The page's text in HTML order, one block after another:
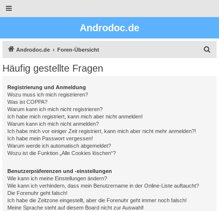
Androdoc.de
Androdoc.de Foren-Übersicht
Häufig gestellte Fragen
Registrierung und Anmeldung
Wozu muss ich mich registrieren?
Was ist COPPA?
Warum kann ich mich nicht registrieren?
Ich habe mich registriert, kann mich aber nicht anmelden!
Warum kann ich mich nicht anmelden?
Ich habe mich vor einiger Zeit registriert, kann mich aber nicht mehr anmelden?!
Ich habe mein Passwort vergessen!
Warum werde ich automatisch abgemeldet?
Wozu ist die Funktion „Alle Cookies löschen“?
Benutzerpräferenzen und -einstellungen
Wie kann ich meine Einstellungen ändern?
Wie kann ich verhindern, dass mein Benutzername in der Online-Liste auftaucht?
Die Forenuhr geht falsch!
Ich habe die Zeitzone eingestellt, aber die Forenuhr geht immer noch falsch!
Meine Sprache steht auf diesem Board nicht zur Auswahl!